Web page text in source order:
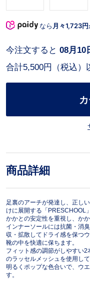
なら 月々1,723円
合計5,500円（税込）
今注文すると 08月10
商品詳細
足裏のアーチが発達し、正し
けに展開する「PRESCHOOL
かかとの安定性を重視し、か
インナーソールには抗菌・消
収・拡散してドライ感を保つ
靴の中を快適に保ちます。
フィット感の調節がしやすい
のラッセルメッシュを使用して
明るくポップな色合いで、ウ
す。